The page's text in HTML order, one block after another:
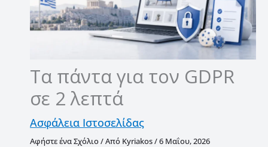
Τα πάντα για τον GDPR
σε 2 λεπτά
Ασφάλεια Ιστοσελίδας
Αφήστε ένα Σχόλιο/ Από Kyriakos/6 Μαΐου, 2026